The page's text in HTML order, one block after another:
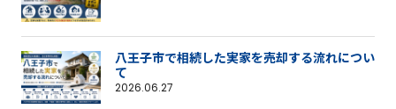
八王子市で相続した実家を売却する流れについ
て
2026.06.27